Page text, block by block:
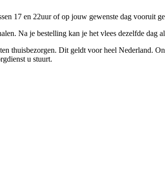
17 en 22uur of op jouw gewenste dag vooruit
Na je bestelling kan je het vlees dezelfde dag
thuisbezorgen. Dit geldt voor heel Nederland.
u stuurt.